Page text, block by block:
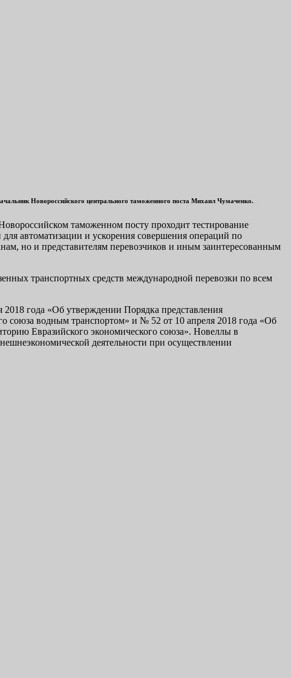
Новороссийского центрального таможенного поста Михаил Чумаченко.
таможенном посту проходит тестирование
автоматизации и ускорения совершения операций по
но и представителям перевозчиков и иным заинтересованным
транспортных средств международной перевозки по всем
года «Об утверждении Порядка представления
союза водным транспортом» и № 52 от 10 апреля 2018 года «Об
Евразийского экономического союза». Новеллы в
деятельности при осуществлении